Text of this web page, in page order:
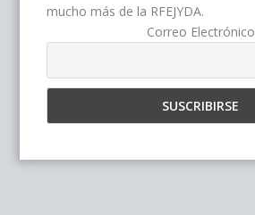
mucho más de la RFEJYDA.
Correo Electrónico